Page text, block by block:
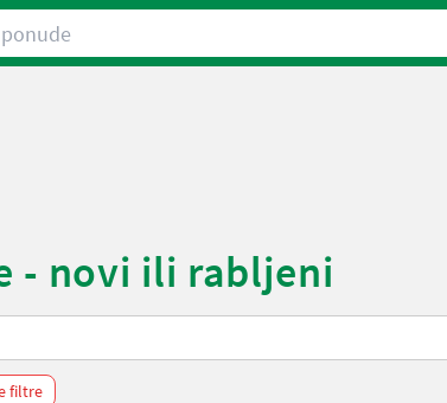
- novi ili rabljeni
filtre